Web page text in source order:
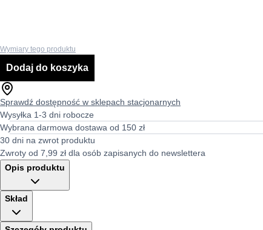
Wymiary tego produktu
Dodaj do koszyka
Sprawdź dostępność w sklepach stacjonarnych
Wysyłka 1-3 dni robocze
Wybrana darmowa dostawa od 150 zł
30 dni na zwrot produktu
Zwroty od 7,99 zł dla osób zapisanych do newslettera
Opis produktu
Skład